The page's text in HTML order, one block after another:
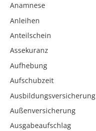
Anamnese
Anleihen
Anteilschein
Assekuranz
Aufhebung
Aufschubzeit
Ausbildungsversicherung
Außenversicherung
Ausgabeaufschlag